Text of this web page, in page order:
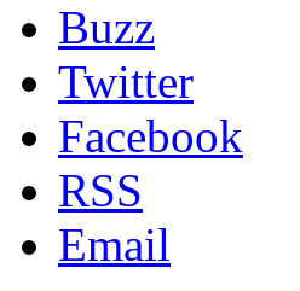
Buzz
Twitter
Facebook
RSS
Email